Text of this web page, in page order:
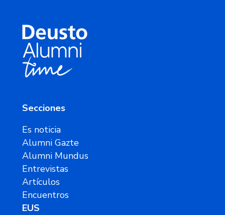
Secciones
Es noticia
Alumni Gazte
Alumni Mundus
Entrevistas
Artículos
Encuentros
EUS